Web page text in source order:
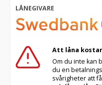
LÅNEGIVARE
Att låna
Om du inte kan
du en
svårigheter att